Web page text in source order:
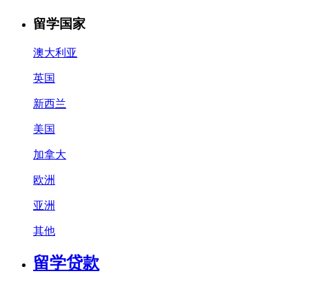
留学国家
澳大利亚
英国
新西兰
美国
加拿大
欧洲
亚洲
其他
留学贷款